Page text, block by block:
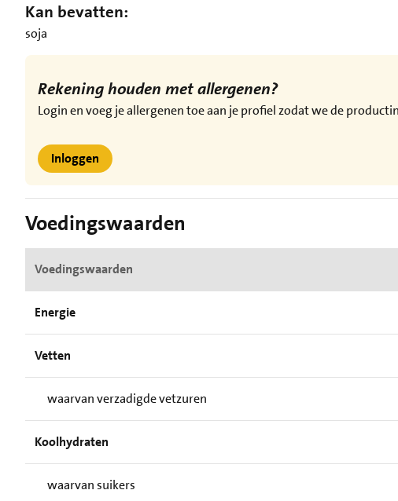
Kan bevatten:
soja
Rekening houden met allergenen?
Login en voeg je allergenen toe aan je profiel zodat we de
Inloggen
Voedingswaarden
Voedingswaarden
Energie
Vetten
waarvan verzadigde vetzuren
Koolhydraten
waarvan suikers